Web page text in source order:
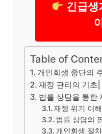
긴급생
Table of
개인회생 중단의
재정 관리의 기초
법률 상담을 통한
재정 위기 이
법률 상담의
개인회생 절